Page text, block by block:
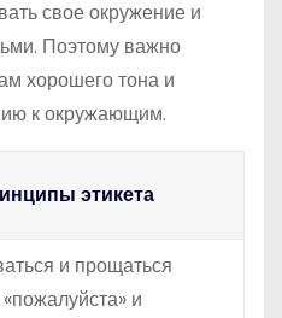
свое окружение и
Поэтому важно
хорошего тона и
к окружающим.
этикета
и прощаться
и